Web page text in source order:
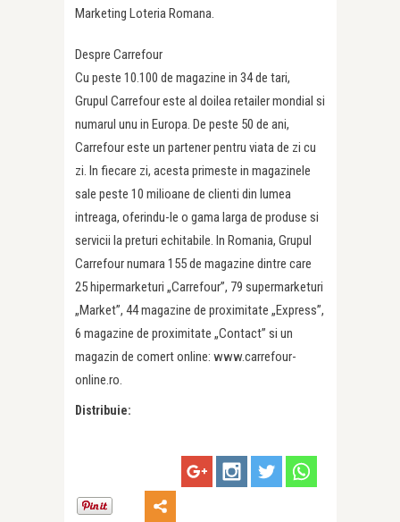
Marketing Loteria Romana.
Despre Carrefour
Cu peste 10.100 de magazine in 34 de tari,
Grupul Carrefour este al doilea retailer mondial si
numarul unu in Europa. De peste 50 de ani,
Carrefour este un partener pentru viata de zi cu
zi. In fiecare zi, acesta primeste in magazinele
sale peste 10 milioane de clienti din lumea
intreaga, oferindu-le o gama larga de produse si
servicii la preturi echitabile. In Romania, Grupul
Carrefour numara 155 de magazine dintre care
25 hipermarketuri „Carrefour”, 79 supermarketuri
„Market”, 44 magazine de proximitate „Express”,
6 magazine de proximitate „Contact” si un
magazin de comert online: www.carrefour-
online.ro.
Distribuie: